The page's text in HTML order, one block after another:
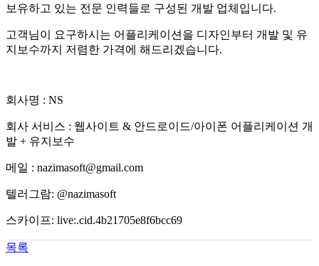
보유하고 있는 전문 인력들로 구성된 개발 업체입니다.
고객님이 요구하시는 어플리케이션을 디자인부터 개발 및 유
지보수까지 저렴한 가격에 해드리겠습니다.
회사명 : NS
회사 서비스 : 웹사이트 & 안드로이드/아이폰 어플리케이션 개
발 + 유지보수
메일 : nazimasoft@gmail.com
텔러그람: @nazimasoft
스카이프: live:.cid.4b21705e8f6bcc69
목록